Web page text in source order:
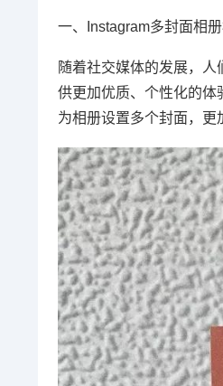
一、Instagram多封面相
随着社交媒体的发展，
供更加优质、个性化的体
为相册设置多个封面，更